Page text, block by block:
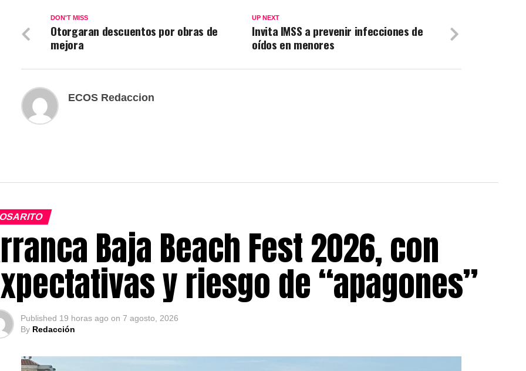
UP NEXT
Invita IMSS a prevenir infecciones de
oídos en menores
DON'T MISS
Otorgaran descuentos por obras de
mejora
ECOS Redaccion
Baja Beach Fest 2026, con
y riesgo de “apagones”
Published 19 horas ago on 7 agosto, 2026
By Redacción